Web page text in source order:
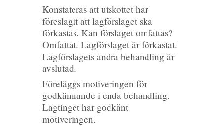
Konstateras att utskottet har
föreslagit att lagförslaget ska
förkastas. Kan förslaget omfattas?
Omfattat. Lagförslaget är förkastat.
Lagförslagets andra behandling är
avslutad.
Föreläggs motiveringen för
godkännande i enda behandling.
Lagtinget har godkänt
motiveringen.